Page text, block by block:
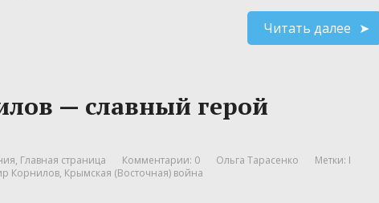
Читать далее
— славный герой
, Главная страница Комментарии: 0 Ольга Тарасенко Метки: I
Корнилов, Крымская (Восточная) война